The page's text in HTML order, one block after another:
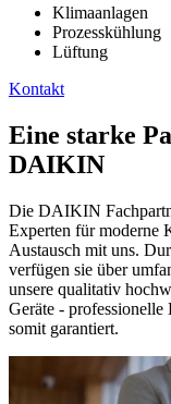
Klimaanlagen
Prozesskühlung
Lüftung
Kontakt
Eine starke
DAIKIN
Die DAIKIN
Experten für moderne
Austausch mit uns.
verfügen sie über
unsere qualitativ
Geräte -
somit garantiert.